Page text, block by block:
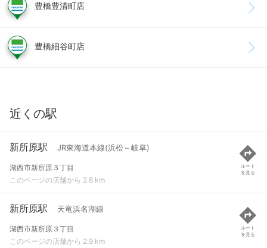
豊橋豊清町店
豊橋細谷町店
近くの駅
新所原駅 JR東海道本線(浜松～岐阜)
湖西市新所原３丁目
このページの店舗から 2.8 km
ルート
を見る
新所原駅 天竜浜名湖線
湖西市新所原３丁目
このページの店舗から 2.9 km
ルート
を見る